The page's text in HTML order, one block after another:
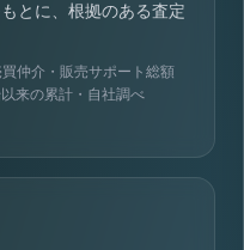
とに、根拠のある査定
仲介・販売サポート総額
来の累計・自社調べ